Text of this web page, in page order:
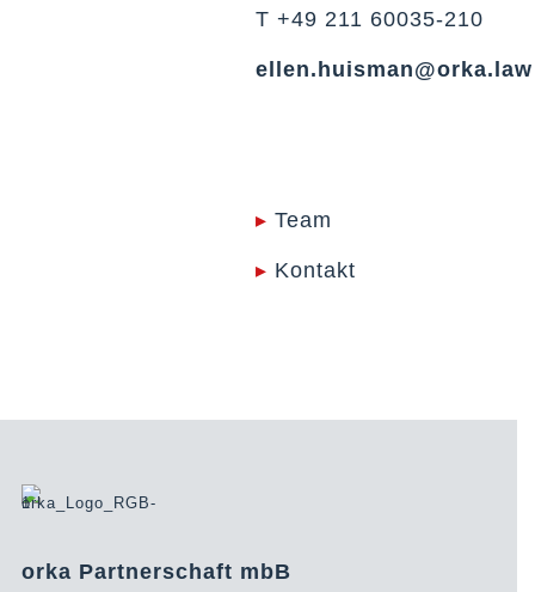
T +49 211 60035-210
ellen.huisman@orka.law
▸Team
▸ Kontakt
orka Partnerschaft mbB